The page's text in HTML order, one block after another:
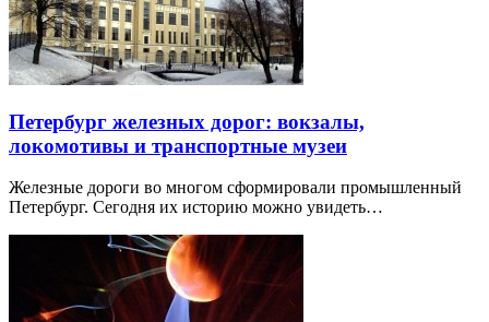
Петербург железных дорог: вокзалы,
локомотивы и транспортные музеи
Железные дороги во многом сформировали промышленный
Петербург. Сегодня их историю можно увидеть…